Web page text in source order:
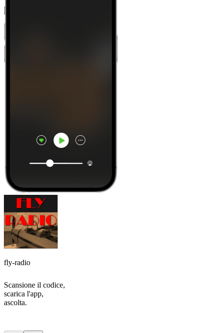
fly-radio
Scansione il codice,
scarica l'app,
ascolta.